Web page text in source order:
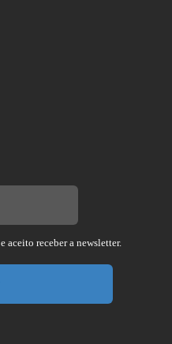
e aceito receber a newsletter.